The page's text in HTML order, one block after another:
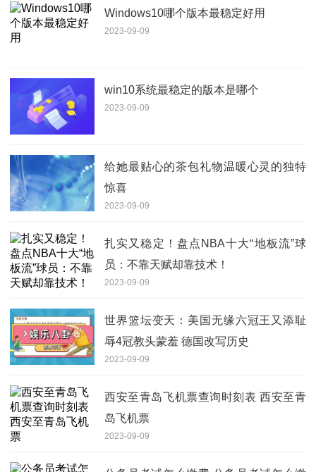
Windows10哪个版本最稳定好用
2023-09-09
win10系统最稳定的版本是哪个
2023-09-09
给她最贴心的茶包礼物温暖心灵的独特
惊喜
2023-09-09
扎实又稳定！盘点NBA十大“地板流”球
员：不靠天赋却靠技术！
2023-09-09
世界篮坛变天：美国无缘六冠王又添耻
辱4冠教头蒙羞 德国改写历史
2023-09-09
西安至青岛飞机票查询时刻表 西安至青
岛飞机票
2023-09-09